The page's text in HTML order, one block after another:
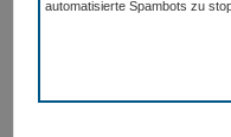
automatisierte Spambots zu